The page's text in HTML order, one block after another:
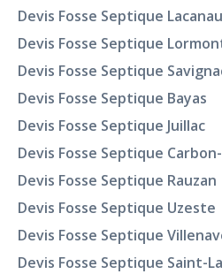
Devis Fosse Septique Lacanau
Devis Fosse Septique
Devis Fosse Septique
Devis Fosse Septique Bayas
Devis Fosse Septique Juillac
Devis Fosse Septique
Devis Fosse Septique Rauzan
Devis Fosse Septique Uzeste
Devis Fosse Septique
Devis Fosse Septique Saint-